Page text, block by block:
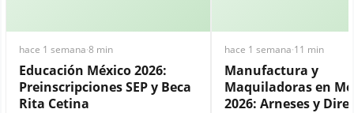
hace 1 semana·8 min
Educación México 2026:
Preinscripciones SEP y Beca
Rita Cetina
hace 1 semana·11 min
Manufactura y
Maquiladoras en
2026: Arneses y